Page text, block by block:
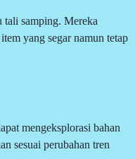
tali samping. Mereka
yang segar namun tetap
mengeksplorasi bahan
sesuai perubahan tren